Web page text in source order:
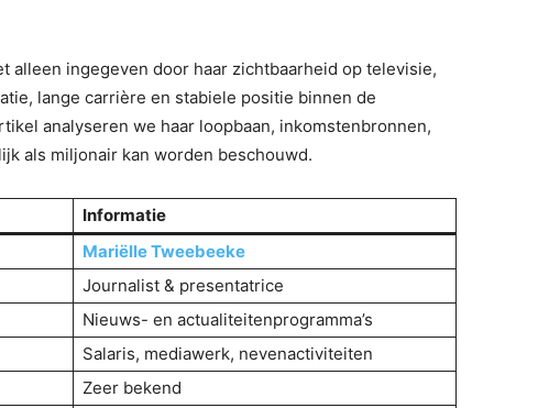
alleen ingegeven door haar zichtbaarheid op televisie,
lange carrière en stabiele positie binnen de
analyseren we haar loopbaan, inkomstenbronnen,
als miljonair kan worden beschouwd.
Informatie
Mariëlle Tweebeeke
Journalist & presentatrice
Nieuws- en actualiteitenprogramma’s
Salaris, mediawerk, nevenactiviteiten
Zeer bekend